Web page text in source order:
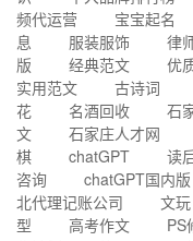
频代运营
宝宝起名
息
服装服饰 律
版
经典范文 优
实用范文
古诗词
花
名酒回收 石
文
石家庄人才网
棋
chatGPT 读
咨询
chatGPT国内版
北代理记账公司
文玩
型
高考作文 PS